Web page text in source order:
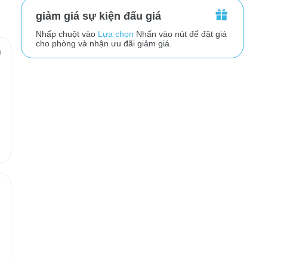
giảm giá sự kiện đấu giá
Nhấp chuột vàoLựa chọn Nhấn vào nút để đặt giá
cho phòng và nhận ưu đãi giảm giá.